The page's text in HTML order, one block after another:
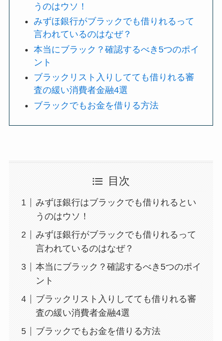
うのはウソ！
みずほ銀行がブラックでも借りれるって
言われているのはなぜ？
本当にブラック？確認するべき5つのポイ
ント
ブラックリスト入りしてても借りれる審
査の緩い消費者金融4選
ブラックでもお金を借りる方法
目次
みずほ銀行はブラックでも借りれるとい
うのはウソ！
みずほ銀行がブラックでも借りれるって
言われているのはなぜ？
本当にブラック？確認するべき5つのポイ
ント
ブラックリスト入りしてても借りれる審
査の緩い消費者金融4選
ブラックでもお金を借りる方法